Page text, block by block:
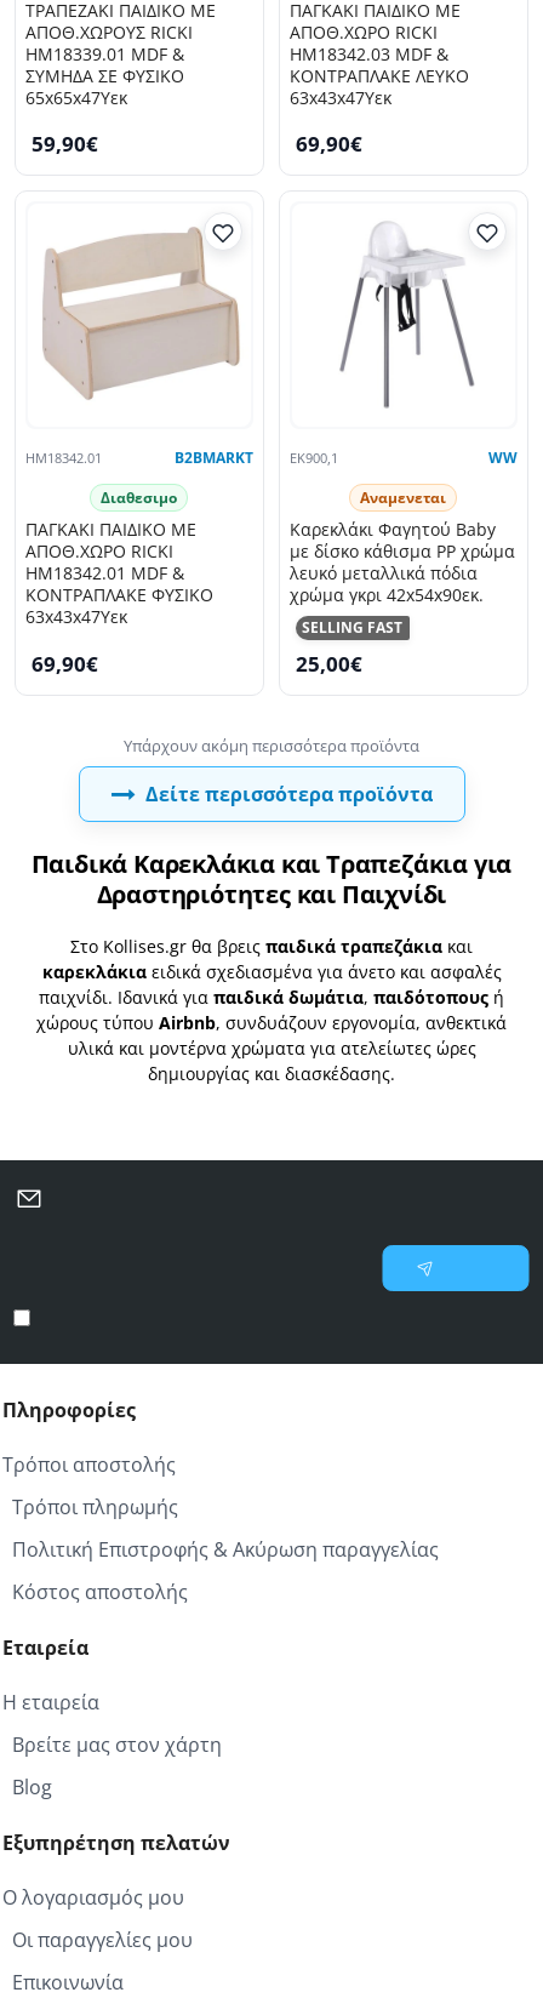
Παιδικά Καρεκλάκια και Τραπεζάκια για
Δραστηριότητες και Παιχνίδι
Στο Kollises.gr θα βρεις παιδικά τραπεζάκια και
καρεκλάκιαειδικά σχεδιασμένα για άνετο και ασφαλές
παιχνίδι. Ιδανικά για παιδικά δωμάτια, παιδότοπους ή
χώρους τύπου Airbnb, συνδυάζουν εργονομία, ανθεκτικά
υλικά και μοντέρνα χρώματα για ατελείωτες ώρες
δημιουργίας και διασκέδασης.
ΤΡΑΠΕΖΑΚΙ ΠΑΙΔΙΚΟ ΜΕ
ΑΠΟΘ.ΧΩΡΟΥΣ RICKI
HM18339.01 MDF &
ΣΥΜΗΔΑ ΣΕ ΦΥΣΙΚΟ
65x65x47Υεκ
59,90€
ΠΑΓΚΑΚΙ ΠΑΙΔΙΚΟ ΜΕ
ΑΠΟΘ.ΧΩΡΟ RICKI
HM18342.03 MDF &
ΚΟΝΤΡΑΠΛΑΚΕ ΛΕΥΚΟ
63x43x47Υεκ
69,90€
HM18342.01 B2BMARKT
Διαθεσιμο
ΠΑΓΚΑΚΙ ΠΑΙΔΙΚΟ ΜΕ
ΑΠΟΘ.ΧΩΡΟ RICKI
HM18342.01 MDF &
ΚΟΝΤΡΑΠΛΑΚΕ ΦΥΣΙΚΟ
63x43x47Υεκ
69,90€
SELLING FAST
EK900,1 WW
Αναμενεται
Καρεκλάκι Φαγητού Baby
με δίσκο κάθισμα PP χρώμα
λευκό μεταλλικά πόδια
χρώμα γκρι 42x54x90εκ.
25,00€
Δείτε περισσότερα προϊόντα
email
σας
Πληροφορίες
Τρόποι αποστολής
Τρόποι πληρωμής
Πολιτική Επιστροφής & Ακύρωση παραγγελίας
Κόστος αποστολής
Εταιρεία
Η εταιρεία
Βρείτε μας στον χάρτη
Blog
Εξυπηρέτηση πελατών
Ο λογαριασμός μου
Οι παραγγελίες μου
Επικοινωνία